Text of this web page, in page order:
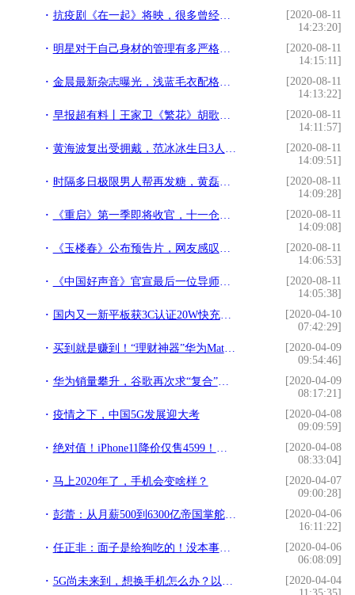
抗疫剧《在一起》将映，很多曾经的「谣言」，在剧中被证实发生过
[2020-08-11
14:23:20]
明星对于自己身材的管理有多严格！刘诗诗：5年没有吃主食
[2020-08-11
14:15:11]
金晨最新杂志曝光，浅蓝毛衣配格纹裙好温柔，完美演绎初秋穿搭
[2020-08-11
14:13:22]
早报超有料丨王家卫《繁花》胡歌出演男主角《菊次郎的夏天》确认引进
[2020-08-11
14:11:57]
黄海波复出受拥戴，范冰冰生日3人祝福：逆境，友谊最好的试金石
[2020-08-11
14:09:51]
时隔多日极限男人帮再发糖，黄磊称艺兴是我家宝宝，小猪也被提到
[2020-08-11
14:09:28]
《重启》第一季即将收官，十一仓谜底浮现，4大理由第二季更精彩
[2020-08-11
14:09:08]
《玉楼春》公布预告片，网友感叹选角真是好，女主清新淡雅太美了
[2020-08-11
14:06:53]
《中国好声音》官宣最后一位导师：犹豫很久的李宇春确定加入
[2020-08-11
14:05:38]
国内又一新平板获3C认证20W快充加持 华为刚发布了MatePad Pro 5G
[2020-04-10
07:42:29]
买到就是赚到！“理财神器”华为Mate Xs今天开始预约
[2020-04-09
09:54:46]
华为销量攀升，谷歌再次求“复合”，申请恢复服务
[2020-04-09
08:17:21]
疫情之下，中国5G发展迎大考
[2020-04-08
09:09:59]
绝对值！iPhone11降价仅售4599！网友:最便宜的A13芯片手机
[2020-04-08
08:33:04]
马上2020年了，手机会变啥样？
[2020-04-07
09:00:28]
彭蕾：从月薪500到6300亿帝国掌舵人，她的职场信条值得学习
[2020-04-06
16:11:22]
任正非：面子是给狗吃的！没本事的人，才处处在乎面子
[2020-04-06
06:08:09]
5G尚未来到，想换手机怎么办？以下三款性价比机器可作为过渡
[2020-04-04